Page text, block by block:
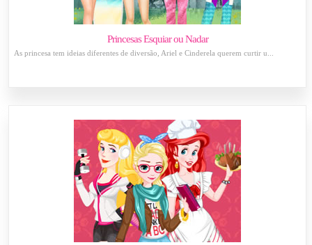
Princesas Esquiar ou Nadar
As princesa tem ideias diferentes de diversão, Ariel e Cinderela querem curtir u...